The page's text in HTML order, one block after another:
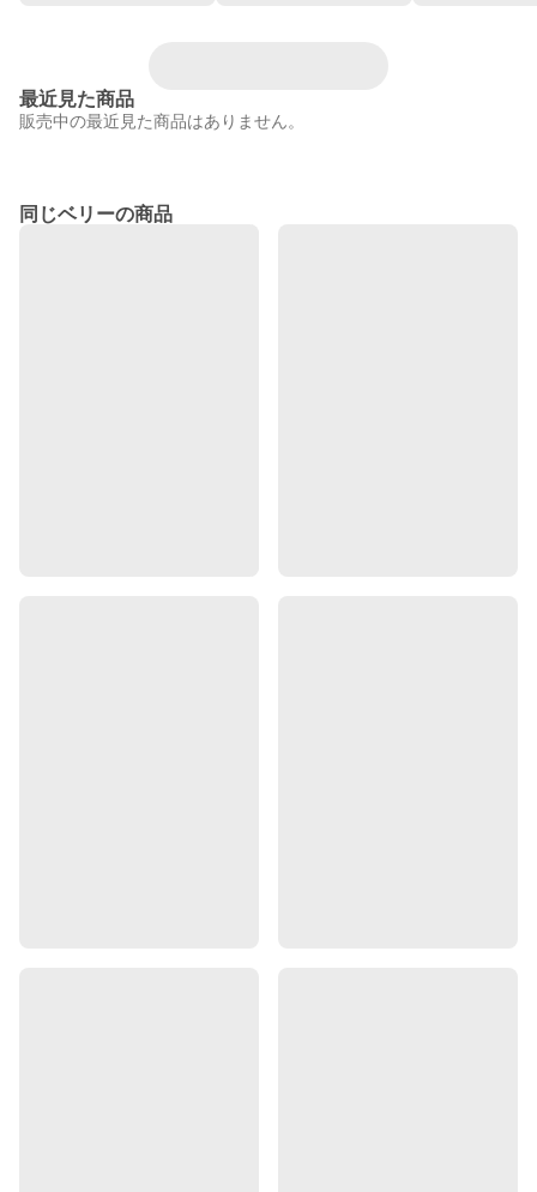
最近見た商品
販売中の最近見た商品はありません。
同じベリーの商品